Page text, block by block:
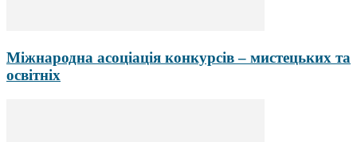
Міжнародна асоціація конкурсів – мистецьких та
освітніх